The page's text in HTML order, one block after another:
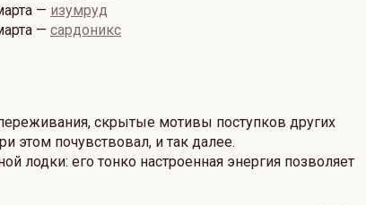
— изумруд
— сардоникс
скрытые мотивы поступков других
этом почувствовал, и так далее.
лодки: его тонко настроенная энергия позволяет